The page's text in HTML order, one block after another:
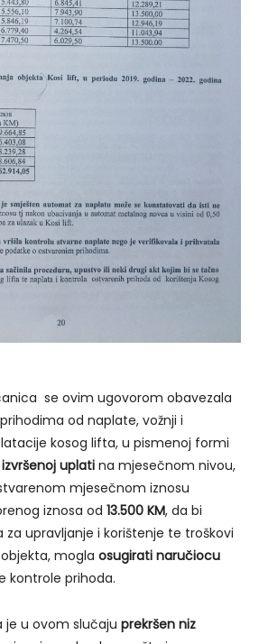
se ovim ugovorom obavezala
od naplate, vožnji i
kosog lifta, u pismenoj formi
uplati na mjesečnom nivou,
mjesečnom iznosu
iznosa od 13.500 KM, da bi
upravljanje i korištenje te troškovi
mogla osugirati naručiocu
kontrole prihoda.
u ovom slučaju prekršen niz